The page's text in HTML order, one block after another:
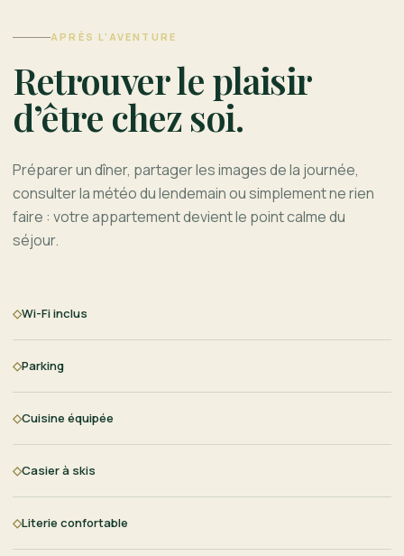
APRÈS L’AVENTURE
Retrouver le plaisir
d’être chez soi.
Préparer un dîner, partager les images de la journée,
consulter la météo du lendemain ou simplement ne rien
faire : votre appartement devient le point calme du
séjour.
◇Wi-Fi inclus
◇Parking
◇Cuisine équipée
◇Casier à skis
◇Literie confortable